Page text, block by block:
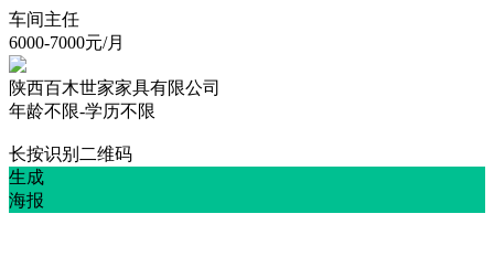
车间主任
6000-7000元/月
陕西百木世家家具有限公司
年龄不限-学历不限
长按识别二维码
生成
海报